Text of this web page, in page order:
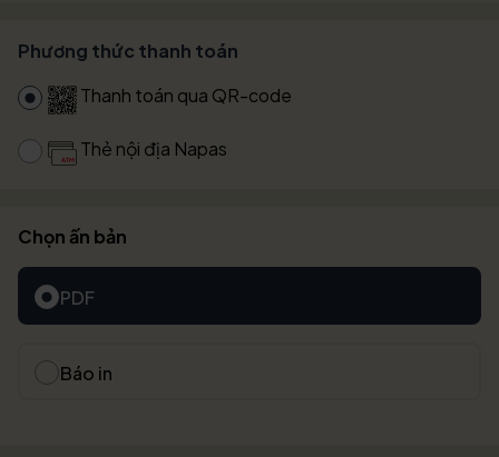
Phương thức thanh toán
Thanh toán qua QR-code
Thẻ nội địa Napas
Chọn ấn bản
PDF
Báo in